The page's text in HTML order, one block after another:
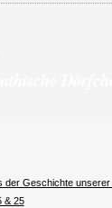
der Geschichte unserer
& 25